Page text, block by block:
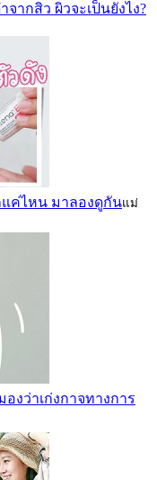
จากสิว ผิวจะเป็นยังไง?
แค่ไหน มาลองดูกันแม่
งว่าเก่งกาจทางการ